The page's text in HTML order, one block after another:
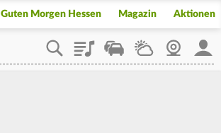
Guten Morgen Hessen Magazin Aktionen
PlaylistStaupilotWetterWebcam